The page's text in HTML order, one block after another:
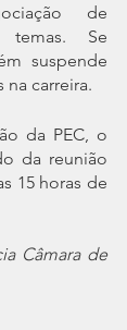
de
temas. Se
suspende
carreira.
da PEC, o
da reunião
15 horas de
Câmara de